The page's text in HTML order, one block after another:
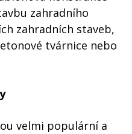
zahradního
zahradních staveb,
tvárnice nebo
velmi populární a